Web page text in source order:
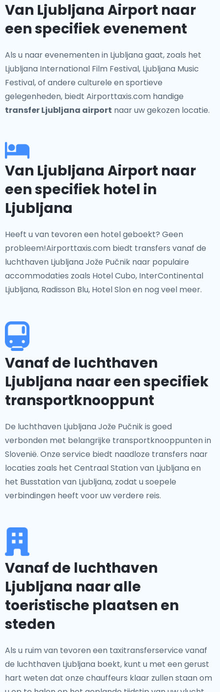
Van Ljubljana Airport naar
een specifiek evenement
Als u naar evenementen in Ljubljana gaat, zoals het
Ljubljana International Film Festival, Ljubljana Music
Festival, of andere culturele en sportieve
gelegenheden, biedt Airporttaxis.com handige
transfer Ljubljana airport naar uw gekozen locatie.
Van Ljubljana Airport naar
een specifiek hotel in
Ljubljana
Heeft u van tevoren een hotel geboekt? Geen
probleem!Airporttaxis.com biedt transfers vanaf de
luchthaven Ljubljana Jože Pučnik naar populaire
accommodaties zoals Hotel Cubo, InterContinental
Ljubljana, Radisson Blu, Hotel Slon en nog veel meer.
Vanaf de luchthaven
Ljubljana naar een specifiek
transportknooppunt
De luchthaven Ljubljana Jože Pučnik is goed
verbonden met belangrijke transportknooppunten in
Slovenië. Onze service biedt naadloze transfers naar
locaties zoals het Centraal Station van Ljubljana en
het Busstation van Ljubljana, zodat u soepele
verbindingen heeft voor uw verdere reis.
Vanaf de luchthaven
Ljubljana naar alle
toeristische plaatsen en
steden
Als u ruim van tevoren een taxitransferservice vanaf
de luchthaven Ljubljana boekt, kunt u met een gerust
hart weten dat onze chauffeurs klaar zullen staan om